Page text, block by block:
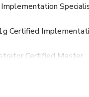
Certified
Certified Master